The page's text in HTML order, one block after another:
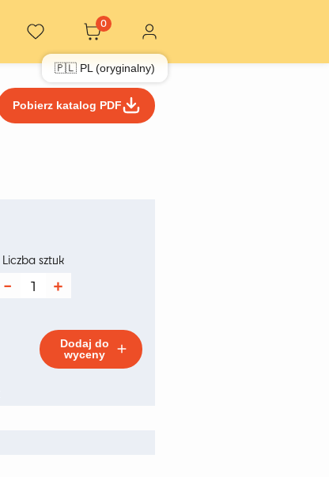
0
🇵🇱 PL (oryginalny)
Pobierz katalog PDF
ilość
Black
Liczba sztuk
Dodaj do
wyceny